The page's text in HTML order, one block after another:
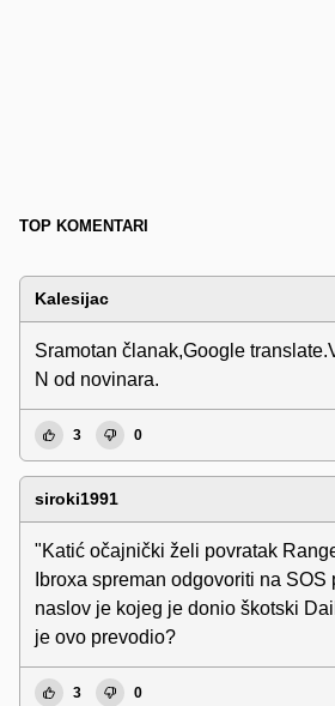
TOP KOMENTARI
Kalesijac
Sramotan članak,Google
N od novinara.
3 0
siroki1991
"Katić očajnički želi povratak
Ibroxa spreman odgovoriti na
naslov je kojeg je donio škotski
je ovo prevodio?
3 0